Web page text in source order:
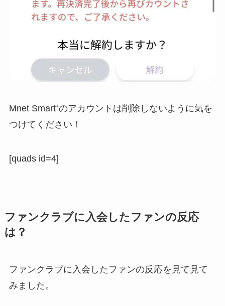
Mnet Smart⁺のアカウントは削除しないように気を
つけてください！
[quads id=4]
ファンクラブに入会したファンの反応
は？
ファンクラブに入会したファンの反応を見て見て
みました。